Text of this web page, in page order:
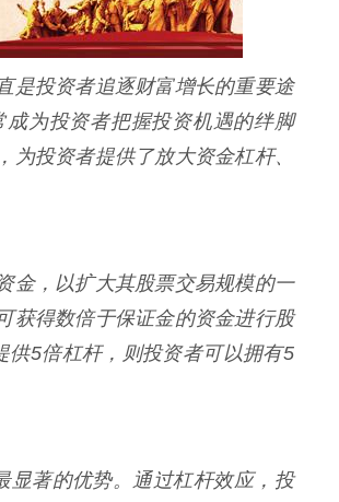
是投资者追逐财富增长的重要途
为投资者把握投资机遇的绊脚
投资者提供了放大资金杠杆、
金，以扩大其股票交易规模的一
获得数倍于保证金的资金进行股
供5倍杠杆，则投资者可以拥有5
显著的优势。通过杠杆效应，投